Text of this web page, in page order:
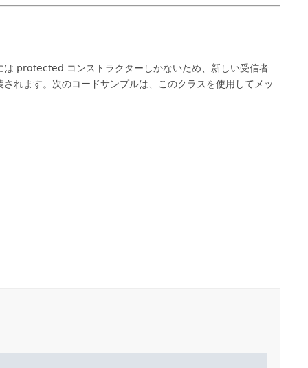
は protected コンストラクターしかないため、新しい受信者
れます。次のコードサンプルは、このクラスを使用してメッ